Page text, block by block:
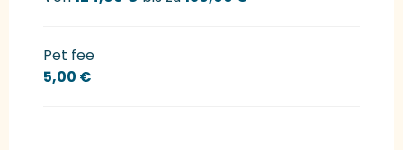
Pet fee
5,00 €